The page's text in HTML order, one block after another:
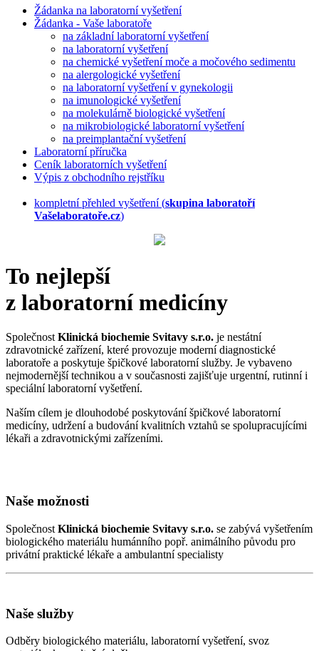
Žádanka na laboratorní vyšetření
Žádanka - Vaše laboratoře
na základní laboratorní vyšetření
na laboratorní vyšetření
na chemické vyšetření moče a močového sedimentu
na alergologické vyšetření
na laboratorní vyšetření v gynekologii
na imunologické vyšetření
na molekulárně biologické vyšetření
na mikrobiologické laboratorní vyšetření
na preimplantační vyšetření
Laboratorní příručka
Ceník laboratorních vyšetření
Výpis z obchodního rejstříku
kompletní přehled vyšetření (skupina laboratoří
Vašelaboratoře.cz)
To nejlepší
z laboratorní medicíny
SpolečnostKlinická biochemie Svitavy s.r.o. je nestátní
zdravotnické zařízení, které provozuje moderní diagnostické
laboratoře a poskytuje špičkové laboratorní služby. Je vybaveno
nejmodernější technikou a v současnosti zajišťuje urgentní, rutinní i
speciální laboratorní vyšetření.
Naším cílem je dlouhodobé poskytování špičkové laboratorní
medicíny, udržení a budování kvalitních vztahů se spolupracujícími
lékaři a zdravotnickými zařízeními.
Naše možnosti
Společnost Klinická biochemie Svitavy s.r.o. se zabývá vyšetřením
biologického materiálu humánního popř. animálního původu pro
privátní praktické lékaře a ambulantní specialisty
Naše služby
Odběry biologického materiálu, laboratorní vyšetření, svoz